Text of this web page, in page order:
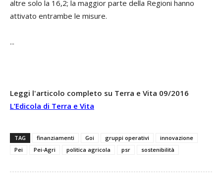
altre solo la 16,2; la maggior parte della Regioni hanno
attivato entrambe le misure.
...
Leggi l'articolo completo su Terra e Vita 09/2016
L’Edicola di Terra e Vita
TAG finanziamenti Goi gruppi operativi
innovazione
Pei
Pei-Agri politica agricola psr sostenibilità